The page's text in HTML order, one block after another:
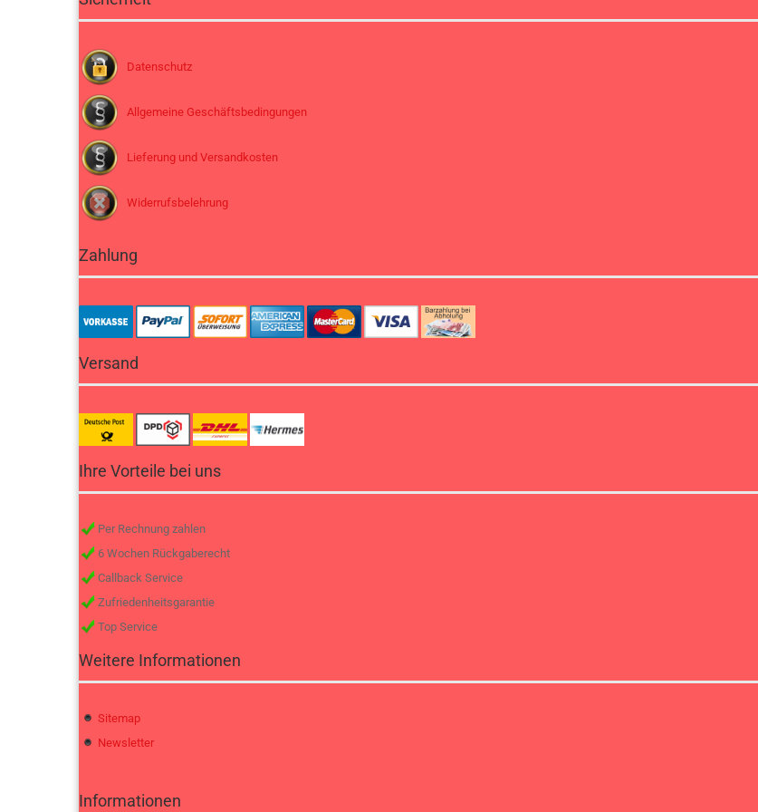
Datenschutz
Allgemeine Geschäftsbedingungen
Lieferung und Versandkosten
Widerrufsbelehrung
Zahlung
Versand
Ihre Vorteile bei uns
Per Rechnung zahlen
6 Wochen Rückgaberecht
Callback Service
Zufriedenheitsgarantie
Top Service
Weitere Informationen
Sitemap
Newsletter
Informationen